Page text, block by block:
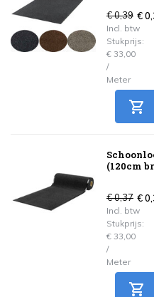
€ 0,39 €
Incl. btw
Stukprijs:
€ 33,00
/
Meter
(120cm
€ 0,37 €
Incl. btw
Stukprijs:
€ 33,00
/
Meter